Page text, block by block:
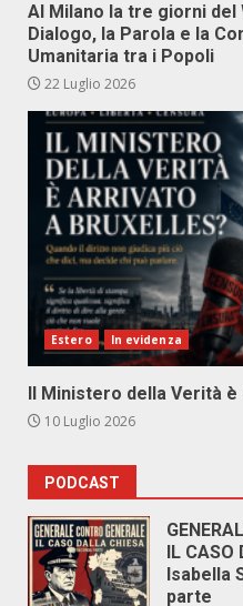
Al Milano la tre giorni
Dialogo, la Parola e la
Umanitaria tra i Popoli
22 Luglio 2026
Estero In evidenza
Il Ministero della Verità
10 Luglio 2026
PODCAST
IL CASO
Isabella
parte